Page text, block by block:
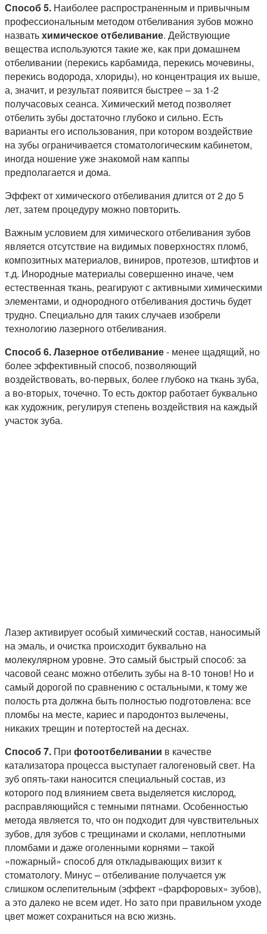
Способ 5. Наиболее распространенным и привычным
профессиональным методом отбеливания зубов можно
назватьхимическое отбеливание. Действующие
вещества используются такие же, как при домашнем
отбеливании (перекись карбамида, перекись мочевины,
перекись водорода, хлориды), но концентрация их выше,
а, значит, и результат появится быстрее – за 1-2
получасовых сеанса. Химический метод позволяет
отбелить зубы достаточно глубоко и сильно. Есть
варианты его использования, при котором воздействие
на зубы ограничивается стоматологическим кабинетом,
иногда ношение уже знакомой нам каппы
предполагается и дома.
Эффект от химического отбеливания длится от 2 до 5
лет, затем процедуру можно повторить.
Важным условием для химического отбеливания зубов
является отсутствие на видимых поверхностях пломб,
композитных материалов, виниров, протезов, штифтов и
т.д. Инородные материалы совершенно иначе, чем
естественная ткань, реагируют с активными химическими
элементами, и однородного отбеливания достичь будет
трудно. Специально для таких случаев изобрели
технологию лазерного отбеливания.
Способ 6. Лазерное отбеливание- менее щадящий, но
более эффективный способ, позволяющий
воздействовать, во-первых, более глубоко на ткань зуба,
а во-вторых, точечно. То есть доктор работает буквально
как художник, регулируя степень воздействия на каждый
участок зуба.
Лазер активирует особый химический состав, наносимый
на эмаль, и очистка происходит буквально на
молекулярном уровне. Это самый быстрый способ: за
часовой сеанс можно отбелить зубы на 8-10 тонов! Но и
самый дорогой по сравнению с остальными, к тому же
полость рта должна быть полностью подготовлена: все
пломбы на месте, кариес и пародонтоз вылечены,
никаких трещин и потертостей на деснах.
Способ 7. При фотоотбеливании в качестве
катализатора процесса выступает галогеновый свет. На
зуб опять-таки наносится специальный состав, из
которого под влиянием света выделяется кислород,
расправляющийся с темными пятнами. Особенностью
метода является то, что он подходит для чувствительных
зубов, для зубов с трещинами и сколами, неплотными
пломбами и даже оголенными корнями – такой
«пожарный» способ для откладывающих визит к
стоматологу. Минус – отбеливание получается уж
слишком ослепительным (эффект «фарфоровых» зубов),
а это далеко не всем идет. Но зато при правильном уходе
цвет может сохраниться на всю жизнь.